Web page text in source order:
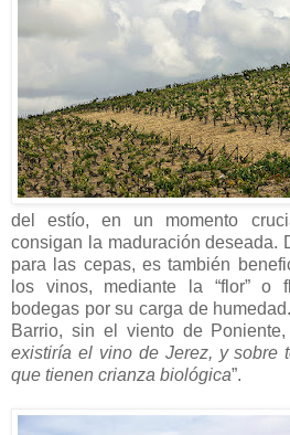
del estío, en un momento
consigan la maduración deseada.
para las cepas, es también
los vinos, mediante la “flor” o
bodegas por su carga de
Barrio, sin el viento de Poniente,
existiría el vino de Jerez, y sobre
que tienen crianza biológica”.